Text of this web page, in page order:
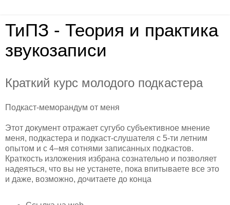
ТиПЗ - Теория и практика
звукозаписи
Краткий курс молодого подкастера
Подкаст-меморандум от меня
Этот документ отражает сугубо субъективное мнение
меня, подкастера и подкаст-слушателя с 5-ти летним
опытом и с 4–мя сотнями записанных подкастов.
Краткость изложения избрана сознательно и позволяет
надеяться, что вы не устанете, пока впитываете все это
и даже, возможно, дочитаете до конца